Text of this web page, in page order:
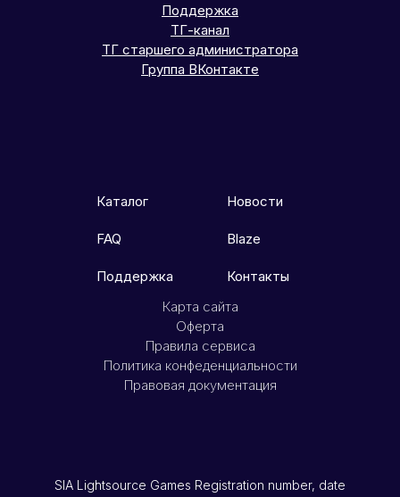
Поддержка
ТГ-канал
ТГ старшего администратора
Группа ВКонтакте
Каталог Новости
FAQ Blaze
Поддержка
Контакты
Карта сайта
Оферта
Правила сервиса
Политика конфеденциальности
Правовая документация
SIA Lightsource Games Registration number, date